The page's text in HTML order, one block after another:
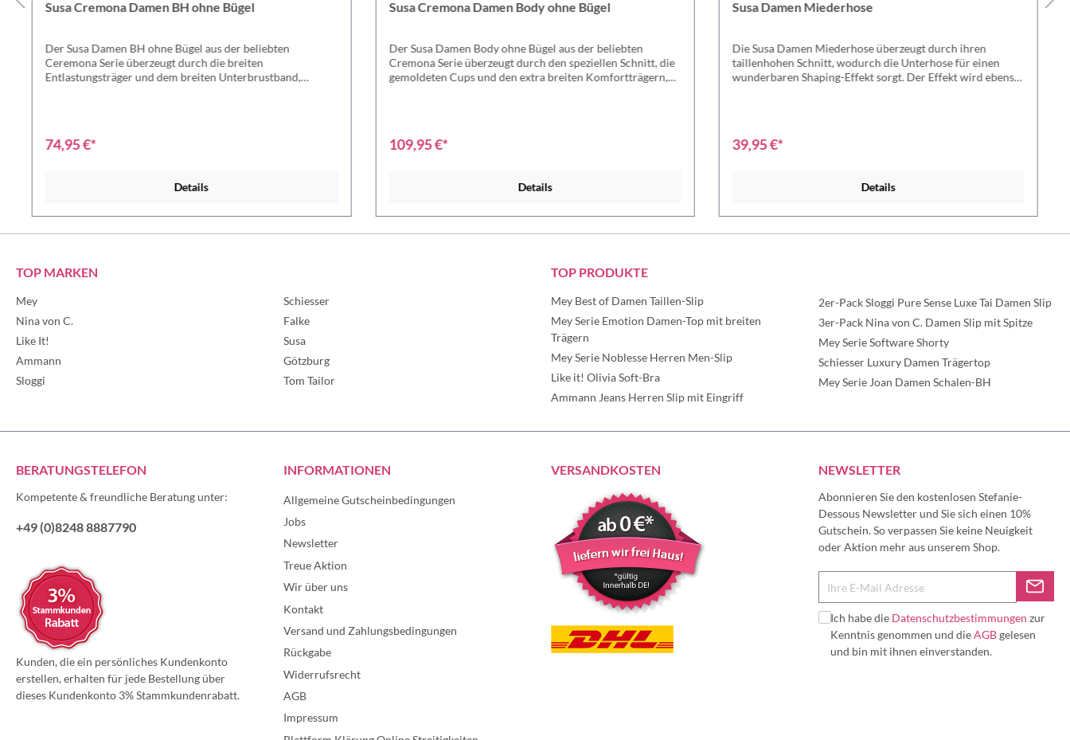
Susa Cremona Damen BH ohne Bügel
Der Susa Damen BH ohne Bügel aus der beliebten
Ceremona Serie überzeugt durch die breiten
Entlastungsträger und dem breiten Unterbrustband,
getragen hat, möchte ihn nicht mehr missen - überzeuge
guten Halt. Häckchenverschluss am Rücken. Material: 65%
74,95 €*
Details
Susa Cremona Damen Body ohne Bügel
Der Susa Damen Body ohne Bügel aus der beliebten
Cremona Serie überzeugt durch den speziellen Schnitt, die
gemoldeten Cups und den extra breiten Komfortträgern,
Body einmal getragen hat, möchte ihn nicht mehr missen -
109,95 €*
Details
Susa Damen Miederhose
Die Susa Damen Miederhose überzeugt durch ihren
taillenhohen Schnitt, wodurch die Unterhose für einen
wunderbaren Shaping-Effekt sorgt. Der Effekt wird ebenso
getragen hat, möchte sie nicht mehr missen - überzeuge
Abschlüsse. Miederhose mit dreieckigen Einsätzen.
39,95 €*
Details
TOP MARKEN
Mey
Nina von C.
Like It!
Ammann
Sloggi
Schiesser
Falke
Susa
Götzburg
Tom Tailor
TOP PRODUKTE
Mey Best of Damen Taillen-Slip
Mey Serie Emotion Damen-Top mit breiten
Trägern
Mey Serie Noblesse Herren Men-Slip
Like it! Olivia Soft-Bra
Ammann Jeans Herren Slip mit Eingriff
2er-Pack Sloggi Pure Sense Luxe Tai Damen Slip
3er-Pack Nina von C. Damen Slip mit Spitze
Mey Serie Software Shorty
Schiesser Luxury Damen Trägertop
Mey Serie Joan Damen Schalen-BH
BERATUNGSTELEFON
Kompetente & freundliche Beratung unter:
+49 (0)8248 8887790
Kunden, die ein persönliches Kundenkonto
erstellen, erhalten für jede Bestellung über
dieses Kundenkonto 3% Stammkundenrabatt.
INFORMATIONEN
Allgemeine Gutscheinbedingungen
Jobs
Newsletter
Treue Aktion
Wir über uns
Kontakt
Versand und Zahlungsbedingungen
Rückgabe
Widerrufsrecht
AGB
Impressum
VERSANDKOSTEN NEWSLETTER
Abonnieren Sie den kostenlosen Stefanie-
Dessous Newsletter und Sie sich einen 10%
Gutschein. So verpassen Sie keine Neuigkeit
oder Aktion mehr aus unserem Shop.
Ich habe die Datenschutzbestimmungen zur
Kenntnis genommen und dieAGBgelesen
und bin mit ihnen einverstanden.